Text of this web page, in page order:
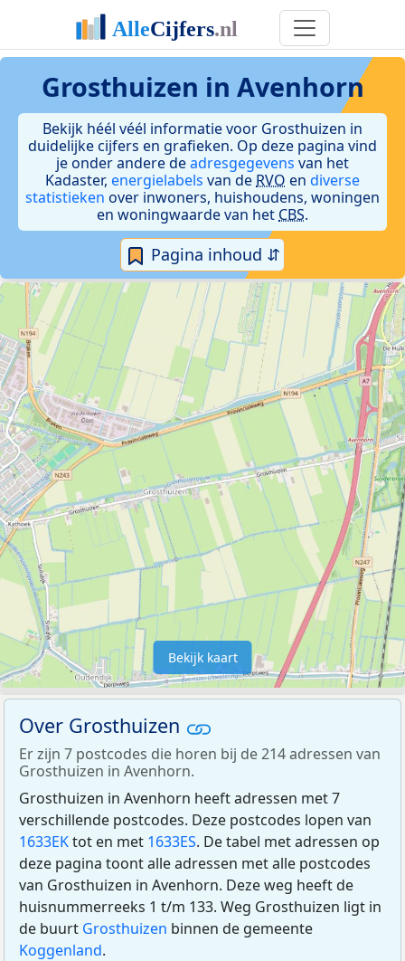
Grosthuizen in Avenhorn
Bekijk héél véél informatie voor Grosthuizen in
duidelijke cijfers en grafieken. Op deze pagina vind
je onder andere deadresgegevens van het
Kadaster, energielabels van de RVO en diverse
statistieken over inwoners, huishoudens, woningen
en woningwaarde van het CBS.
Pagina inhoud ⇵
Bekijk kaart
Over Grosthuizen
Er zijn 7 postcodes die horen bij de 214 adressen van
Grosthuizen in Avenhorn.
Grosthuizen in Avenhorn heeft adressen met 7
verschillende postcodes. Deze postcodes lopen van
1633EKtot en met 1633ES. De tabel met adressen op
deze pagina toont alle adressen met alle postcodes
van Grosthuizen in Avenhorn. Deze weg heeft de
huisnummerreeks 1 t/m 133. Weg Grosthuizen ligt in
de buurt Grosthuizen binnen de gemeente
Koggenland.